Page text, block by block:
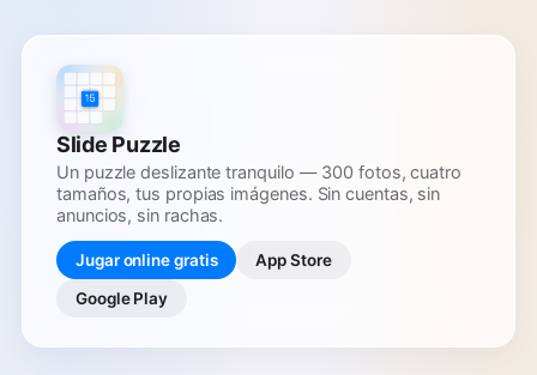
Slide Puzzle
Un puzzle deslizante tranquilo — 300 fotos, cuatro
tamaños, tus propias imágenes. Sin cuentas, sin
anuncios, sin rachas.
Jugar online gratis
App Store
Google Play